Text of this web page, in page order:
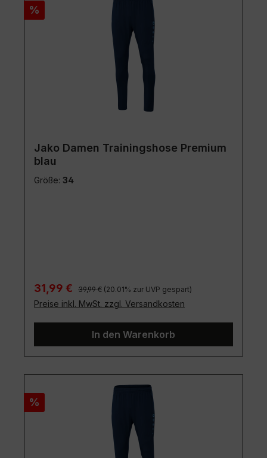
Rabatt
%
Jako Damen Trainingshose Premium
blau
Größe: 34
Verkaufspreis:
31,99 € Regulärer Preis:
39,99 € (20.01% zur UVP gespart)
Preise inkl. MwSt. zzgl. Versandkosten
In den Warenkorb
Rabatt
%